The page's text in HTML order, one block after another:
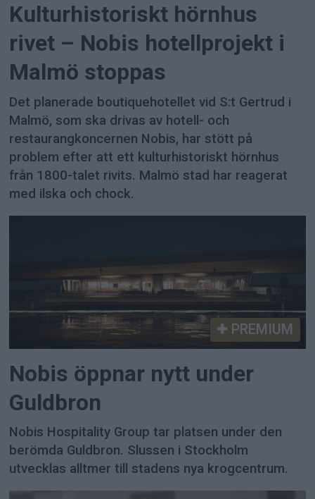
Kulturhistoriskt hörnhus
rivet – Nobis hotellprojekt i
Malmö stoppas
Det planerade boutiquehotellet vid S:t Gertrud i
Malmö, som ska drivas av hotell- och
restaurangkoncernen Nobis, har stött på
problem efter att ett kulturhistoriskt hörnhus
från 1800-talet rivits. Malmö stad har reagerat
med ilska och chock.
PREMIUM
Nobis öppnar nytt under
Guldbron
Nobis Hospitality Group tar platsen under den
berömda Guldbron. Slussen i Stockholm
utvecklas alltmer till stadens nya krogcentrum.